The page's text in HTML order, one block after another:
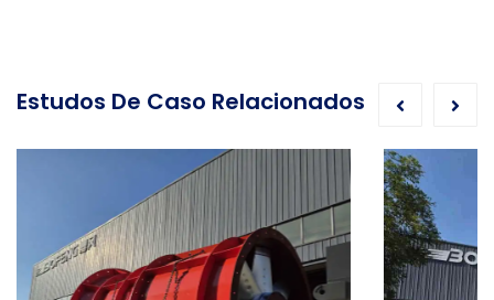
Estudos De Caso Relacionados